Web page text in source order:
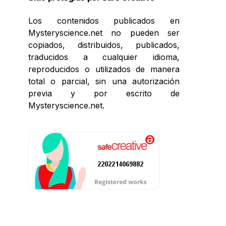
Los contenidos publicados en
Mysteryscience.net no pueden ser
copiados, distribuidos, publicados,
traducidos a cualquier idioma,
reproducidos o utilizados de manera
total o parcial, sin una autorización
previa y por escrito de
Mysteryscience.net.